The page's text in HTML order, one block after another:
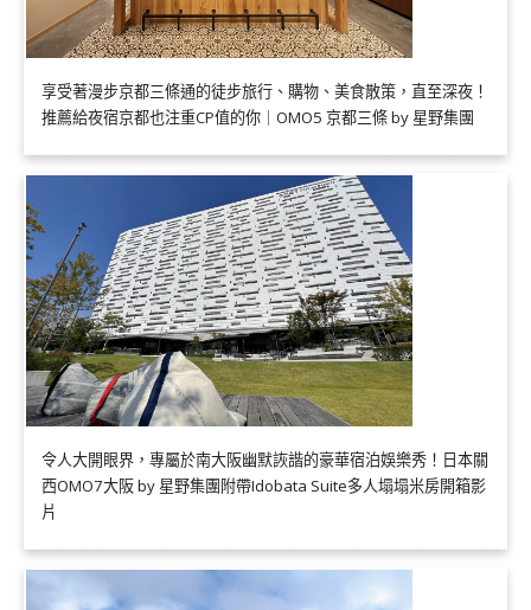
享受著漫步京都三條通的徒步旅行、購物、美食散策，直至深夜！
推薦給夜宿京都也注重CP值的你｜OMO5 京都三條 by 星野集團
令人大開眼界，專屬於南大阪幽默詼諧的豪華宿泊娛樂秀！日本關
西OMO7大阪 by 星野集團附帶Idobata Suite多人塌塌米房開箱影
片